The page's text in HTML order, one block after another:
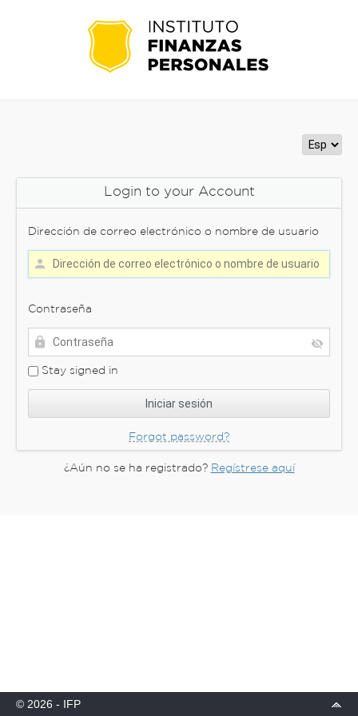
Login to your Account
Dirección de correo electrónico o nombre de usuario
Contraseña
Stay signed in
Forgot password?
¿Aún no se ha registrado? Regístrese aquí
© 2026 - IFP